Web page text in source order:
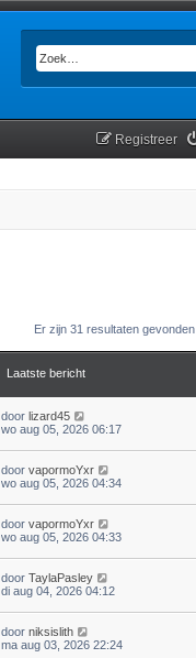
Registreer
Er zijn 31 resultaten gevonden
Laatste bericht
door lizard45
wo aug 05, 2026 06:17
door vapormoYxr
wo aug 05, 2026 04:34
door vapormoYxr
wo aug 05, 2026 04:33
door TaylaPasley
di aug 04, 2026 04:12
door niksislith
ma aug 03, 2026 22:24